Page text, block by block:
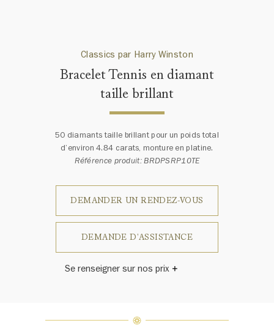
Classics par Harry Winston
Bracelet Tennis en diamant
taille brillant
50 diamants taille brillant pour un poids total
d’environ 4.84 carats, monture en platine.
Référence produit: BRDPSRP10TE
DEMANDER UN RENDEZ-VOUS
DEMANDE D'ASSISTANCE
Se renseigner sur nos prix
Maison Harry Winston présente un